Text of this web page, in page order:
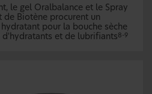
le gel Oralbalance et le Spray
de Biotène procurent un
pour la bouche sèche
d'hydratants et de lubrifiants 8-9